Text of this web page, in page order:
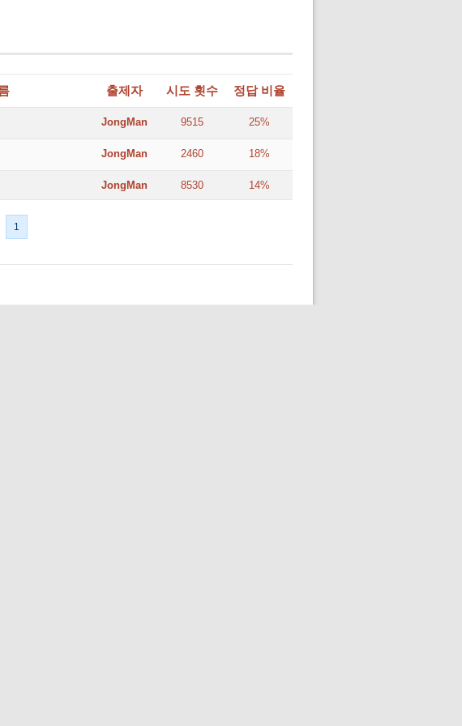
출제자 시도 횟수 정답 비율
JongMan 9515 25%
JongMan 2460 18%
JongMan 8530 14%
1